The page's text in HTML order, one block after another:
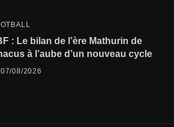
: Le bilan de l’ère Mathurin de
à l’aube d’un nouveau cycle
07/08/2026